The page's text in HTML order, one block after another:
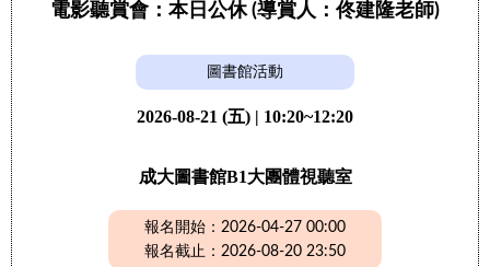
電影聽賞會：本日公休 (導賞人：佟建隆老師)
圖書館活動
2026-08-21 (五) | 10:20~12:20
成大圖書館B1大團體視聽室
報名開始：2026-04-27 00:00
報名截止：2026-08-20 23:50